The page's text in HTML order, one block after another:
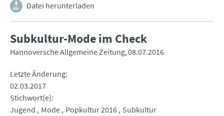
Datei herunterladen
Subkultur-Mode im Check
Hannoversche Allgemeine Zeitung 08.07.2016
Letzte Änderung
02.03.2017
Stichwort(e)
Jugend
Mode Popkultur 2016 Subkultur